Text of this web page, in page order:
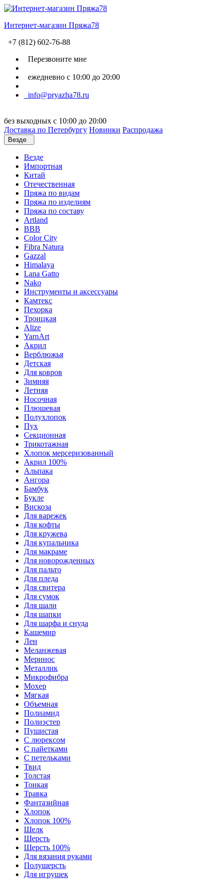
Интернет-магазин Пряжа78
+7 (812) 602-76-88
Перезвоните мне
ежедневно с 10:00 до 20:00
info@pryazha78.ru
без выходных с 10:00 до 20:00
Доставка по Петербургу Новинки Распродажа
Везде
Везде
Импортная
Китай
Отечественная
Пряжа по видам
Пряжа по изделиям
Пряжа по составу
Artland
BBB
Color City
Fibra Natura
Gazzal
Himalaya
Lana Gatto
Nako
Инструменты и аксессуары
Камтекс
Пехорка
Троицкая
Alize
YarnArt
Акрил
Верблюжья
Детская
Для ковров
Зимняя
Летняя
Носочная
Плюшевая
Полухлопок
Пух
Секционная
Трикотажная
Хлопок мерсеризованный
Акрил 100%
Альпака
Ангора
Бамбук
Букле
Вискоза
Для варежек
Для кофты
Для кружева
Для купальника
Для макраме
Для новорожденных
Для пальто
Для пледа
Для свитера
Для сумок
Для шали
Для шапки
Для шарфа и снуда
Кашемир
Лен
Меланжевая
Меринос
Металлик
Микрофибра
Мохер
Мягкая
Объемная
Полиамид
Полиэстер
Пушистая
С люрексом
С пайетками
С петельками
Твид
Толстая
Тонкая
Травка
Фантазийная
Хлопок
Хлопок 100%
Шелк
Шерсть
Шерсть 100%
Для вязания руками
Полушерсть
Для игрушек